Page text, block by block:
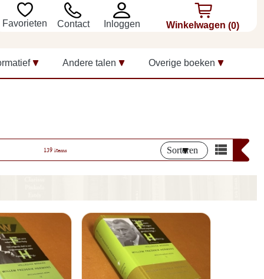
Favorieten Contact Inloggen Winkelwagen (0)
Andere talen Overige boeken
139 items Sorteren